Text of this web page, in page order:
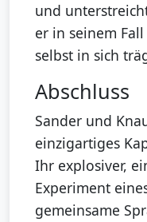
und
er in seinem
selbst in sich
Abschluss
Sander und
einzigartiges
Ihr explosiver,
Experiment
gemeinsame